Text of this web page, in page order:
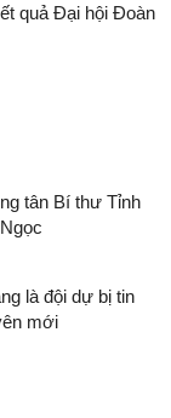
quả Đại hội Đoàn
tân Bí thư Tỉnh
là đội dự bị tin
mới